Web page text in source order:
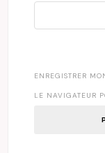
ENREGISTRER
LE NAVIGATEUR